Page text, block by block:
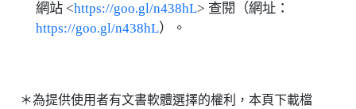
網站 <https://goo.gl/n438hL> 查閱（網址：
https://goo.gl/n438hL）。
＊為提供使用者有文書軟體選擇的權利，本頁下載檔